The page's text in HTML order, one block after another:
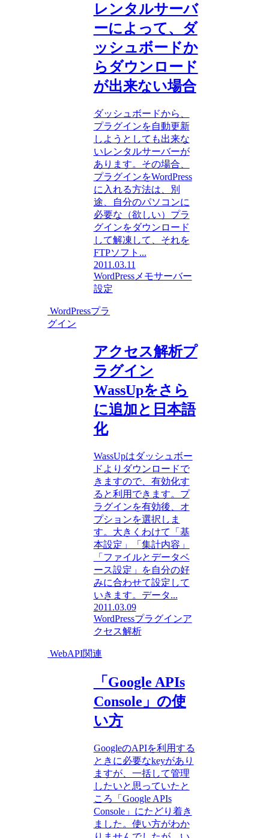
レンタルサーバ
ーによって、ダ
ッシュボードか
らダウンロード
が出来ない場合
ダッシュボードから、
プラグインを自動更新
しようとしても出来な
いレンタルサーバーが
あります。その場合、
プラグインをWordPress
に入れる方法は、別
途、自分のパソコンに
必要な（欲しい）プラ
グインをダウンロード
して解凍して、それを
FTPソフト...
2011.03.11
WordPressメモサーバー
設定
WordPressプラ
グイン
アクセス解析プ
ラグイン
WassUpをさら
に追加と日本語
化
WassUpはダッシュボー
ドよりダウンロードで
きますので、有効化す
ると利用できます。プ
ラグインを有効後、オ
プションを選択しま
す。大きくわけて「基
本設定」「集計内容」
「ファイルとデータベ
ース設定」を自分の好
みに合わせて設定して
いきます。データ...
2011.03.09
WordPressプラグインア
クセス解析
WebAPI関連
「Google APIs
Console」の使
い方
GoogleのAPIを利用する
ときに必要なkeyがあり
ますが、一括して管理
したいと思っていたと
ころ「Google APIs
Console」にたどり着き
ました。使い方がわか